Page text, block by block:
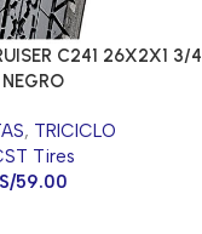
C241 26X2X1 3/4
NEGRO
, TRICICLO
Tires
S/59.00